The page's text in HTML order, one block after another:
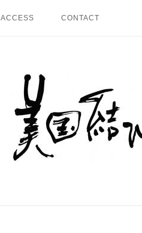
ACCESS CONTACT
Home